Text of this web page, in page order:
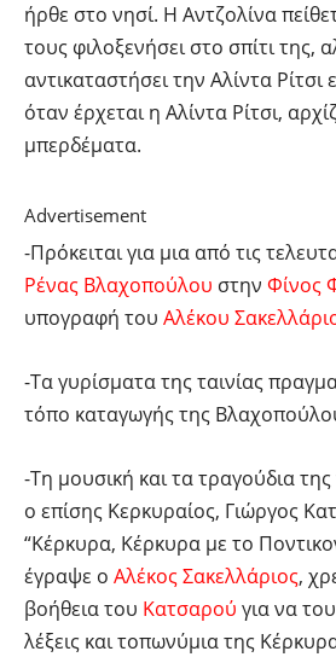
ήρθε στο νησί. Η Αντζολίνα
τους φιλοξενήσει στο σπίτι της,
αντικαταστήσει την Αλίντα Ρίτσι
όταν έρχεται η Αλίντα Ρίτσι,
μπερδέματα.
Advertisement
-Πρόκειται για μια από τις
Ρένας Βλαχοπούλου στην Φίνος
υπογραφή του Αλέκου
-Τα γυρίσματα της ταινίας
τόπο καταγωγής της
-Τη μουσική και τα τραγούδια
ο επίσης Κερκυραίος, Γιώργος
“Κέρκυρα, Κέρκυρα με το
έγραψε ο Αλέκος Σακελλάριος,
βοήθεια του Κατσαρού για να
λέξεις και τοπωνύμια της